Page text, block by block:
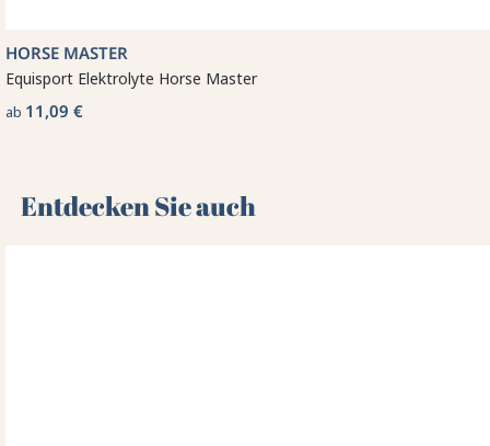
HORSE MASTER
Equisport Elektrolyte Horse Master
ab 11,09 €
Entdecken Sie auch 🌻